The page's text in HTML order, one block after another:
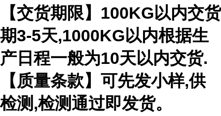
【交货期限】100KG以内交货
期3-5天,1000KG以内根据生
产日程一般为10天以内交货.
【质量条款】可先发小样,供
检测,检测通过即发货。